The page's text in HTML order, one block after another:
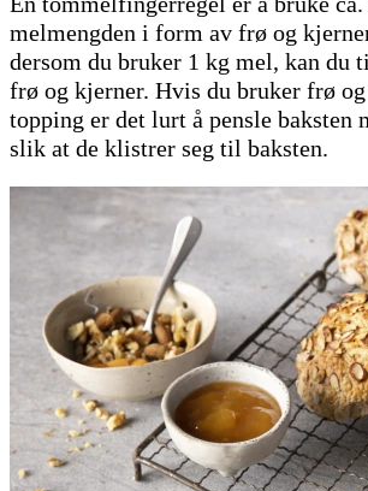
melmengden i form av frø og
dersom du bruker 1 kg mel, kan du
frø og kjerner. Hvis du bruker frø
topping er det lurt å pensle baksten
slik at de klistrer seg til baksten.